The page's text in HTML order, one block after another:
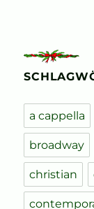
a cappella
broadway
christian